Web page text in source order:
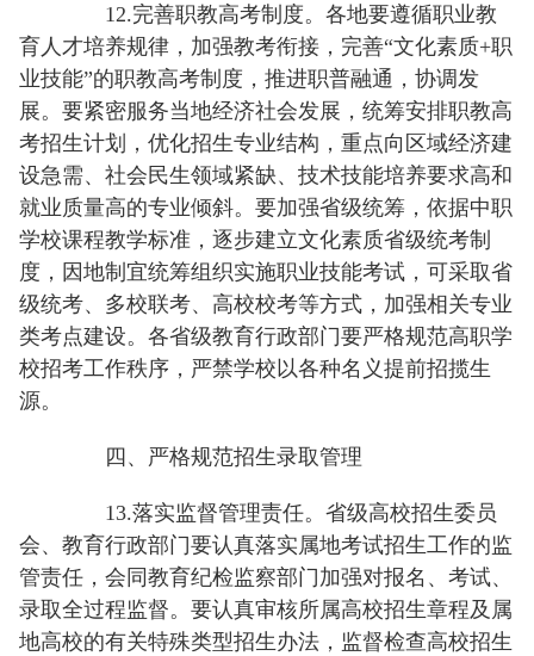
12.完善职教高考制度。各地要遵循职业教
育人才培养规律，加强教考衔接，完善“文化素质+职
业技能”的职教高考制度，推进职普融通，协调发
展。要紧密服务当地经济社会发展，统筹安排职教高
考招生计划，优化招生专业结构，重点向区域经济建
设急需、社会民生领域紧缺、技术技能培养要求高和
就业质量高的专业倾斜。要加强省级统筹，依据中职
学校课程教学标准，逐步建立文化素质省级统考制
度，因地制宜统筹组织实施职业技能考试，可采取省
级统考、多校联考、高校校考等方式，加强相关专业
类考点建设。各省级教育行政部门要严格规范高职学
校招考工作秩序，严禁学校以各种名义提前招揽生
源。
四、严格规范招生录取管理
13.落实监督管理责任。省级高校招生委员
会、教育行政部门要认真落实属地考试招生工作的监
管责任，会同教育纪检监察部门加强对报名、考试、
录取全过程监督。要认真审核所属高校招生章程及属
地高校的有关特殊类型招生办法，监督检查高校招生